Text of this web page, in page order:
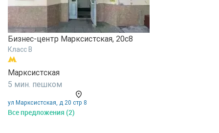
Бизнес-центр Марксистская, 20с8
Класс B
Марксистская
5 мин. пешком
ул Марксистская, д 20 стр 8
Все предложения (2)